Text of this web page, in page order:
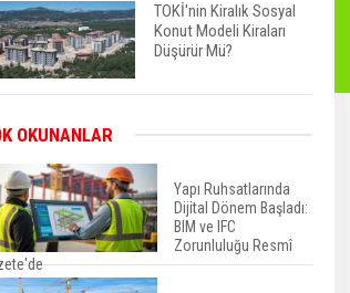
TOKİ'nin Kiralık Sosyal
Konut Modeli Kiraları
Düşürür Mü?
Yüzde 16,2 Arttı
Konut Satışları Güçlü
Seyrini Korudu Yabancıya
Satış Geriledi
OKUNANLAR
Yapı Ruhsatlarında
Dijital Dönem Başladı:
BIM ve IFC
Zorunluluğu Resmî